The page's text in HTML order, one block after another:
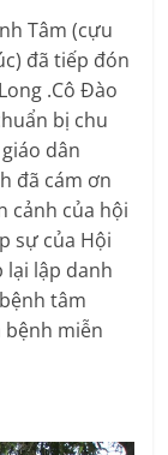
Tâm (cựu
đã tiếp đón
.Cô Đào
bị chu
dân
đã cám ơn
cảnh của hội
sự của Hội
lại lập danh
tâm
bệnh miễn